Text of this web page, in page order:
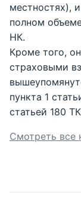
местностях),
полном
НК.
Кроме того,
страховыми
пункта 1
статьей 180
Смотреть все